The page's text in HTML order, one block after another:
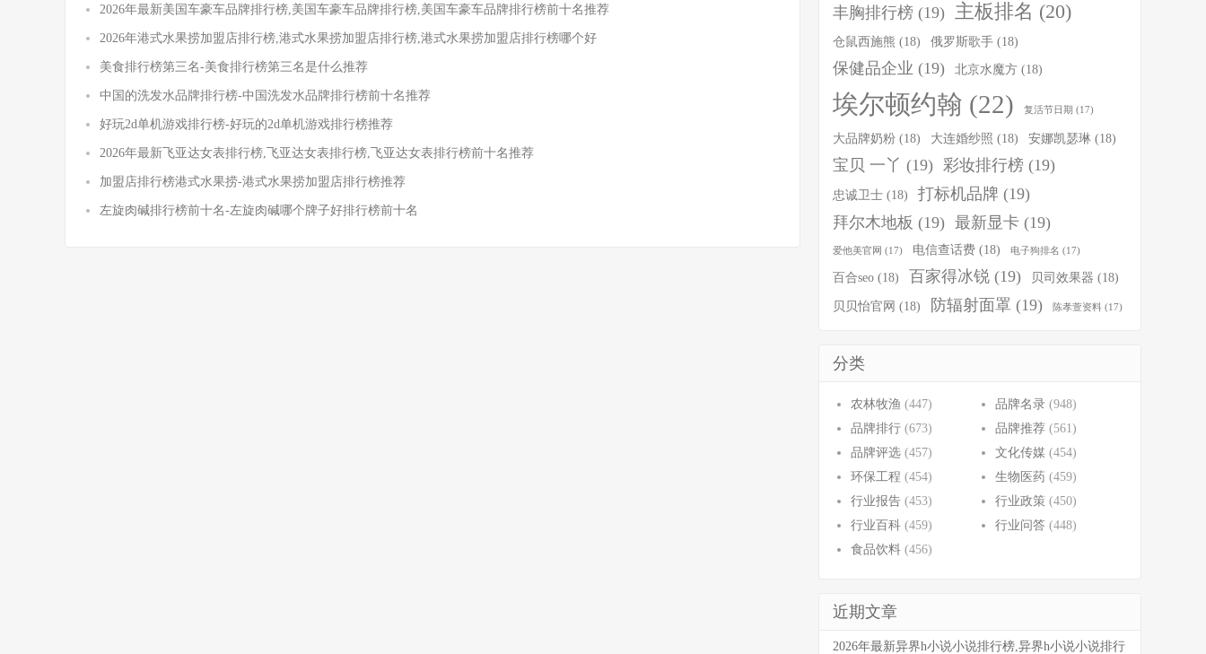
2026年最新美国车豪车品牌排行榜,美国车豪车品牌排行榜,美国车豪车品牌排行榜前十名推荐
2026年港式水果捞加盟店排行榜,港式水果捞加盟店排行榜,港式水果捞加盟店排行榜哪个好
美食排行榜第三名-美食排行榜第三名是什么推荐
中国的洗发水品牌排行榜-中国洗发水品牌排行榜前十名推荐
好玩2d单机游戏排行榜-好玩的2d单机游戏排行榜推荐
2026年最新飞亚达女表排行榜,飞亚达女表排行榜,飞亚达女表排行榜前十名推荐
加盟店排行榜港式水果捞-港式水果捞加盟店排行榜推荐
左旋肉碱排行榜前十名-左旋肉碱哪个牌子好排行榜前十名
丰胸排行榜 (19) 主板排名 (20)
仓鼠西施熊 (18) 俄罗斯歌手 (18)
保健品企业 (19) 北京水魔方 (18)
埃尔顿约翰 (22) 复活节日期 (17)
大品牌奶粉 (18) 大连婚纱照 (18) 安娜凯瑟琳 (18)
宝贝 一丫 (19) 彩妆排行榜 (19)
忠诚卫士 (18) 打标机品牌 (19)
拜尔木地板 (19) 最新显卡 (19)
爱他美官网 (17) 电信查话费 (18) 电子狗排名 (17)
百合seo (18) 百家得冰锐 (19) 贝司效果器 (18)
贝贝怡官网 (18) 防辐射面罩 (19) 陈孝萱资料 (17)
分类
农林牧渔 (447) 品牌名录 (948)
品牌排行 (673) 品牌推荐 (561)
品牌评选 (457) 文化传媒 (454)
环保工程 (454) 生物医药 (459)
行业报告 (453) 行业政策 (450)
行业百科 (459) 行业问答 (448)
食品饮料 (456)
近期文章
2026年最新异界h小说小说排行榜,异界h小说小说排行